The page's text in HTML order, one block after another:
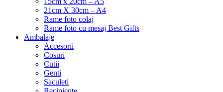
21cm X 30cm – A4
Rame foto colaj
Rame foto cu mesaj Best Gifts
Ambalaje
Accesorii
Cosuri
Cutii
Genti
Saculeti